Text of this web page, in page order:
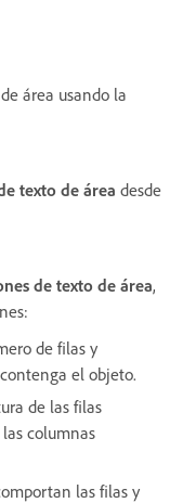
área usando la
texto de área desde
de texto de área,
de filas y
el objeto.
de las filas
columnas
las filas y